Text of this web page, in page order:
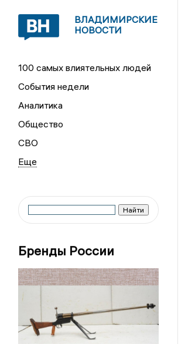
ВЛАДИМИРСКИЕ
НОВОСТИ
100 самых влиятельных людей
События недели
Аналитика
Общество
СВО
Бренды России